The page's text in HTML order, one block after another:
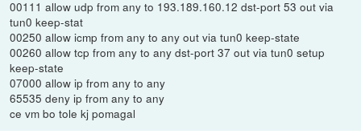
00111 allow udp from any to 193.189.160.12 dst-port 53 out via
tun0 keep-stat
00250 allow icmp from any to any out via tun0 keep-state
00260 allow tcp from any to any dst-port 37 out via tun0 setup
keep-state
07000 allow ip from any to any
65535 deny ip from any to any
ce vm bo tole kj pomagal